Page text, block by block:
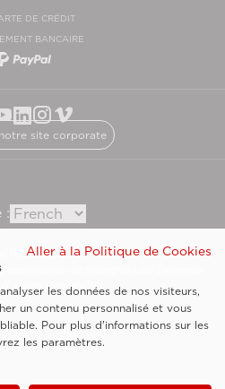
DE CRÉDIT
BANCAIRE
site corporate
:
IT05131180969
coordination de Shanghai Luzi Enterprise
Partnership)
Aller à la Politique de Cookies
les données de nos visiteurs,
un contenu personnalisé et vous
Pour plus d'informations sur les
les paramètres.